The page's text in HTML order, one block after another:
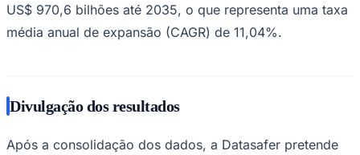
Santos
US$ 970,6 bilhões até 2035, o que representa uma taxa
média anual de expansão (CAGR) de 11,04%.
Divulgação dos resultados
Após a consolidação dos dados, a Datasafer pretende